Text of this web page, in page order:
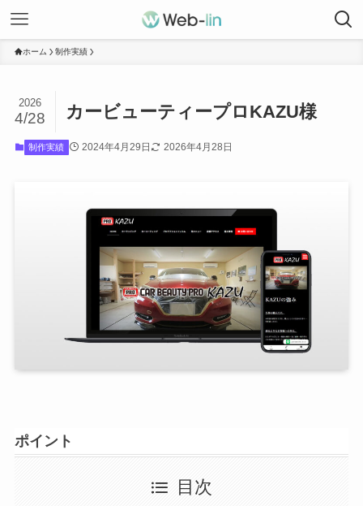
ホーム 制作実績
カービューティープロKAZU様
2026
4/28
制作実績 2024年4月29日 2026年4月28日
ポイント
目次